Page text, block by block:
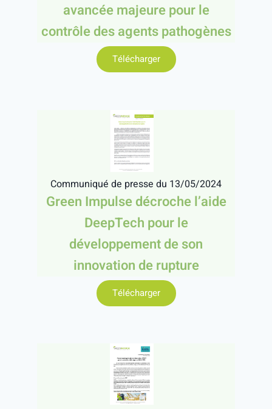
avancée majeure pour le
contrôle des agents pathogènes
Télécharger
Communiqué de presse du 13/05/2024
Green Impulse décroche l’aide
DeepTech pour le
développement de son
innovation de rupture
Télécharger